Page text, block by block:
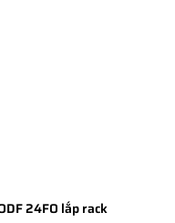
24FO lắp rack